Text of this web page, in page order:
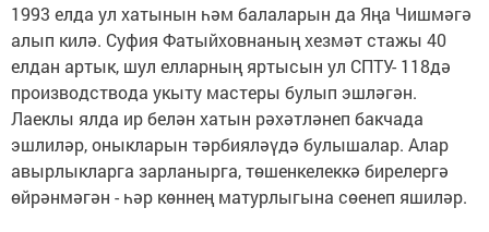
1993 елда ул хатынын һәм балаларын да Яңа Чишмәгә
алып килә. Суфия Фатыйховнаның хезмәт стажы 40
елдан артык, шул елларның яртысын ул СПТУ- 118дә
производствода укыту мастеры булып эшләгән.
Лаеклы ялда ир белән хатын рәхәтләнеп бакчада
эшлиләр, оныкларын тәрбияләүдә булышалар. Алар
авырлыкларга зарланырга, төшенкелеккә бирелергә
өйрәнмәгән - һәр көннең матурлыгына сөенеп яшиләр.